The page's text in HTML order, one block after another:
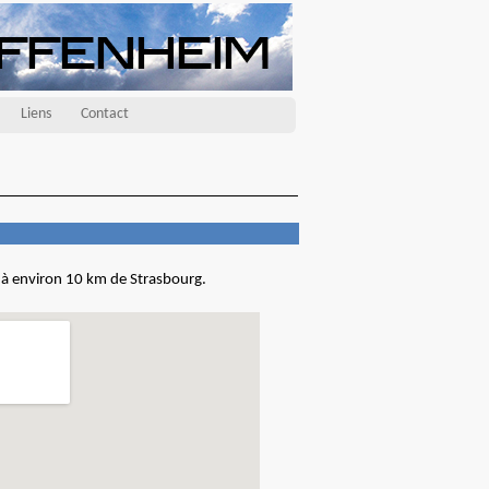
Liens Contact
environ 10 km de Strasbourg.